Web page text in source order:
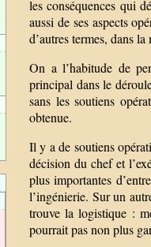
les conséquences qui
aussi de ses aspects
d’autres termes, dans
On a l’habitude de
principal dans le
sans les soutiens
obtenue.
Il y a de soutiens
décision du chef et
plus importantes
l’ingénierie. Sur un
trouve la logistique :
pourrait pas non plus